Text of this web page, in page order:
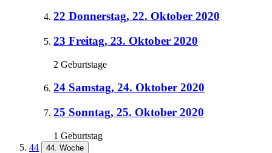
22 Donnerstag, 22. Oktober 2020
23 Freitag, 23. Oktober 2020
2 Geburtstage
24 Samstag, 24. Oktober 2020
25 Sonntag, 25. Oktober 2020
1 Geburtstag
44
44. Woche